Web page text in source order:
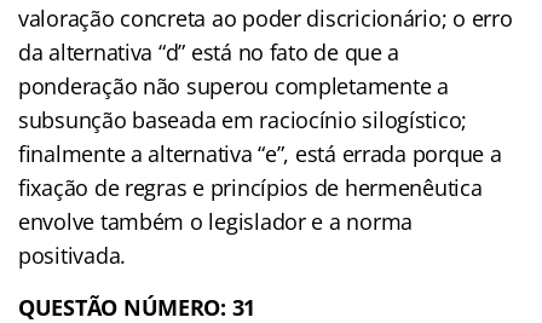
valoração concreta ao poder discricionário; o erro
da alternativa “d” está no fato de que a
ponderação não superou completamente a
subsunção baseada em raciocínio silogístico;
finalmente a alternativa “e”, está errada porque a
fixação de regras e princípios de hermenêutica
envolve também o legislador e a norma
positivada.
QUESTÃO NÚMERO: 31